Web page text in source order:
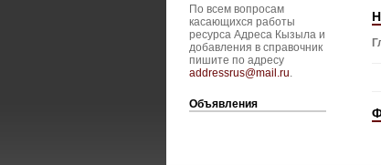
По всем вопросам
касающихся работы
ресурса Адреса Кызыла и
добавления в справочник
пишите по адресу
addressrus@mail.ru.
Объявления